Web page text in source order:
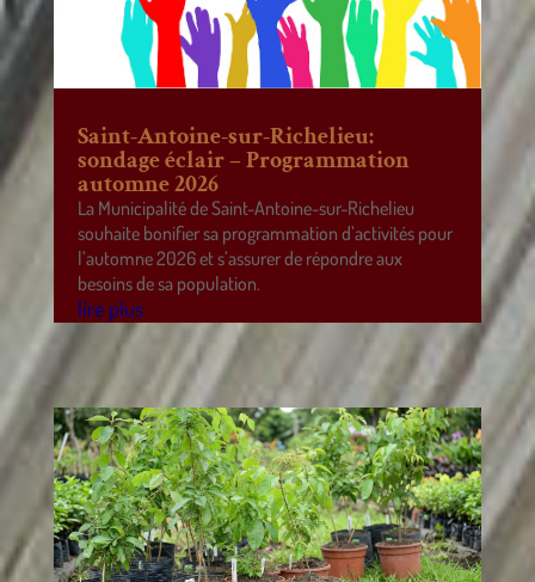
Saint-Antoine-sur-Richelieu:
sondage éclair – Programmation
automne 2026
La Municipalité de Saint-Antoine-sur-Richelieu
souhaite bonifier sa programmation d’activités pour
l’automne 2026 et s’assurer de répondre aux
besoins de sa population.
lire plus